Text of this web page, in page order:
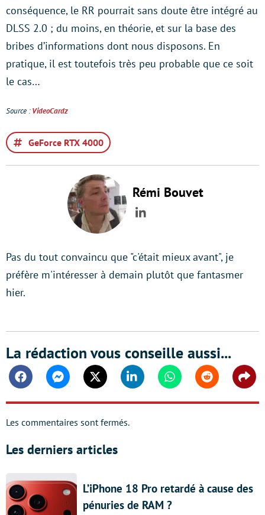
conséquence, le RR pourrait sans doute être intégré au
DLSS 2.0 ; du moins, en théorie, et sur la base des
bribes d’informations dont nous disposons. En
pratique, il est toutefois très peu probable que ce soit
le cas…
Source :VideoCardz
GeForce RTX 4000
Rémi Bouvet
LinkedIn
Pas du tout convaincu que "c'était mieux avant", je
préfère m'intéresser à demain plutôt que fantasmer
hier.
La rédaction vous conseille aussi...
FacebookMessengerTwitter Linkedin WhatsappReddit
Les commentaires sont fermés.
Les derniers articles
L’iPhone 18 Pro retardé à cause des
pénuries de RAM ?